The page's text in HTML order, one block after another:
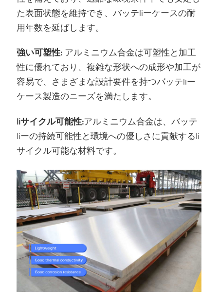
た表面状態を維持でき、バッテliーケースの耐
用年数を延ばします。
強い可塑性: アルミニウム合金は可塑性と加工
性に優れており、複雑な形状への成形や加工が
容易で、さまざまな設計要件を持つバッテliー
ケース製造のニーズを満たします。
liサイクル可能性:アルミニウム合金は、バッテ
liーの持続可能性と環境への優しさに貢献するli
サイクル可能な材料です。